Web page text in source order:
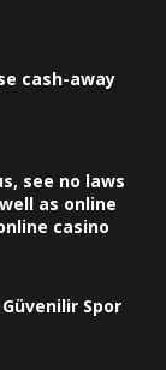
cash-away
see no laws
as online
casino
Spor